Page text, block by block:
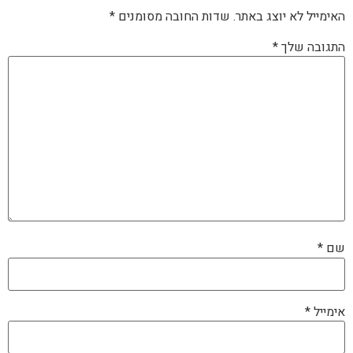
האימייל לא יוצג באתר. שדות החובה מסומנים *
התגובה שלך*
שם *
אימייל*